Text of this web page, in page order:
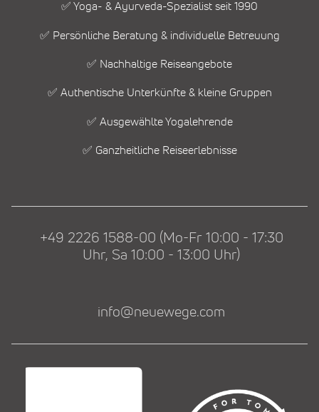
✅ Yoga- & Ayurveda-Spezialist seit 1990
✅ Persönliche Beratung & individuelle Betreuung
✅ Nachhaltige Reiseangebote
✅ Authentische Unterkünfte & kleine Gruppen
✅ Ausgewählte Yogalehrende
✅ Ganzheitliche Reiseerlebnisse
+49 2226 1588-00 (Mo-Fr 10:00 - 17:30
Uhr, Sa 10:00 - 13:00 Uhr)
info@neuewege.com